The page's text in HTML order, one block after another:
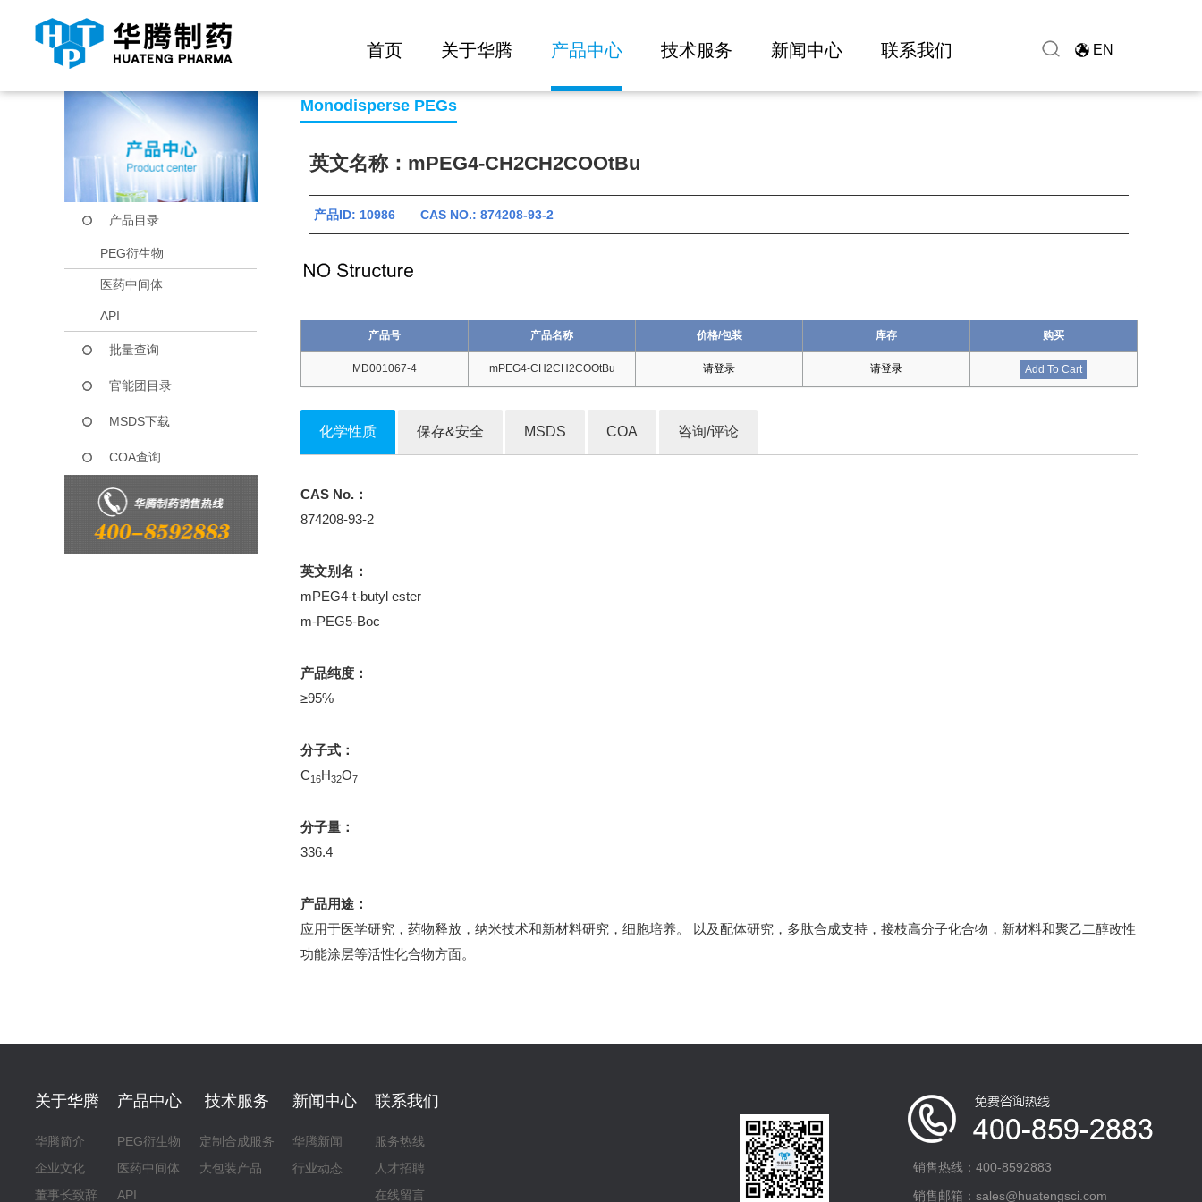
首页 关于华腾 产品中心 技术服务 新闻中心 联系我们 EN
当前位置： 首页 产品中心 mPEG4-CH2CH2COOtBu
产品目录
PEG衍生物
医药中间体
API
批量查询
官能团目录
MSDS下载
COA查询
Monodisperse PEGs
英文名称：mPEG4-CH2CH2COOtBu
产品ID: 10986 CAS NO.: 874208-93-2
产品号 产品名称 价格/包装 库存 购买
MD001067-4 mPEG4-CH2CH2COOtBu 请登录 请登录 Add To Cart
化学性质 保存&安全 MSDS COA 咨询/评论
CAS No.：
874208-93-2
英文别名：
mPEG4-t-butyl ester
m-PEG5-Boc
产品纯度：
≥95%
分子式：
C16H32O7
分子量：
336.4
产品用途：
应用于医学研究，药物释放，纳米技术和新材料研究，细胞培养。 以及配体研究，多肽合成支持，接枝高分子化合物，新材料和聚乙二醇改性
功能涂层等活性化合物方面。
关于华腾
华腾简介
企业文化
董事长致辞
产品中心
PEG衍生物
医药中间体
API
技术服务
定制合成服务
大包装产品
新闻中心
华腾新闻
行业动态
联系我们
服务热线
人才招聘
在线留言
销售热线：400-8592883
销售邮箱：sales@huatengsci.com